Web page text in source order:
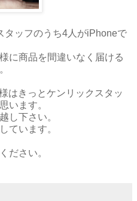
タッフのうち4人がiPhoneで
に商品を間違いなく届ける
はきっとケンリックスタッ
います。
し下さい。
ています。
ださい。